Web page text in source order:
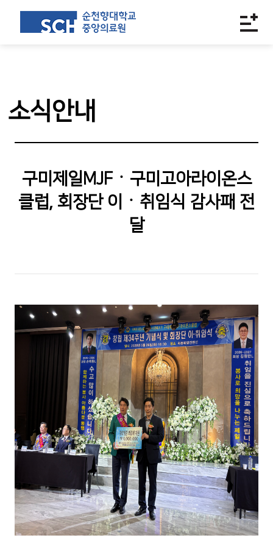
소식안내
구미제일MJFㆍ구미고아라이온스
클럽, 회장단 이ㆍ취임식 감사패 전
달